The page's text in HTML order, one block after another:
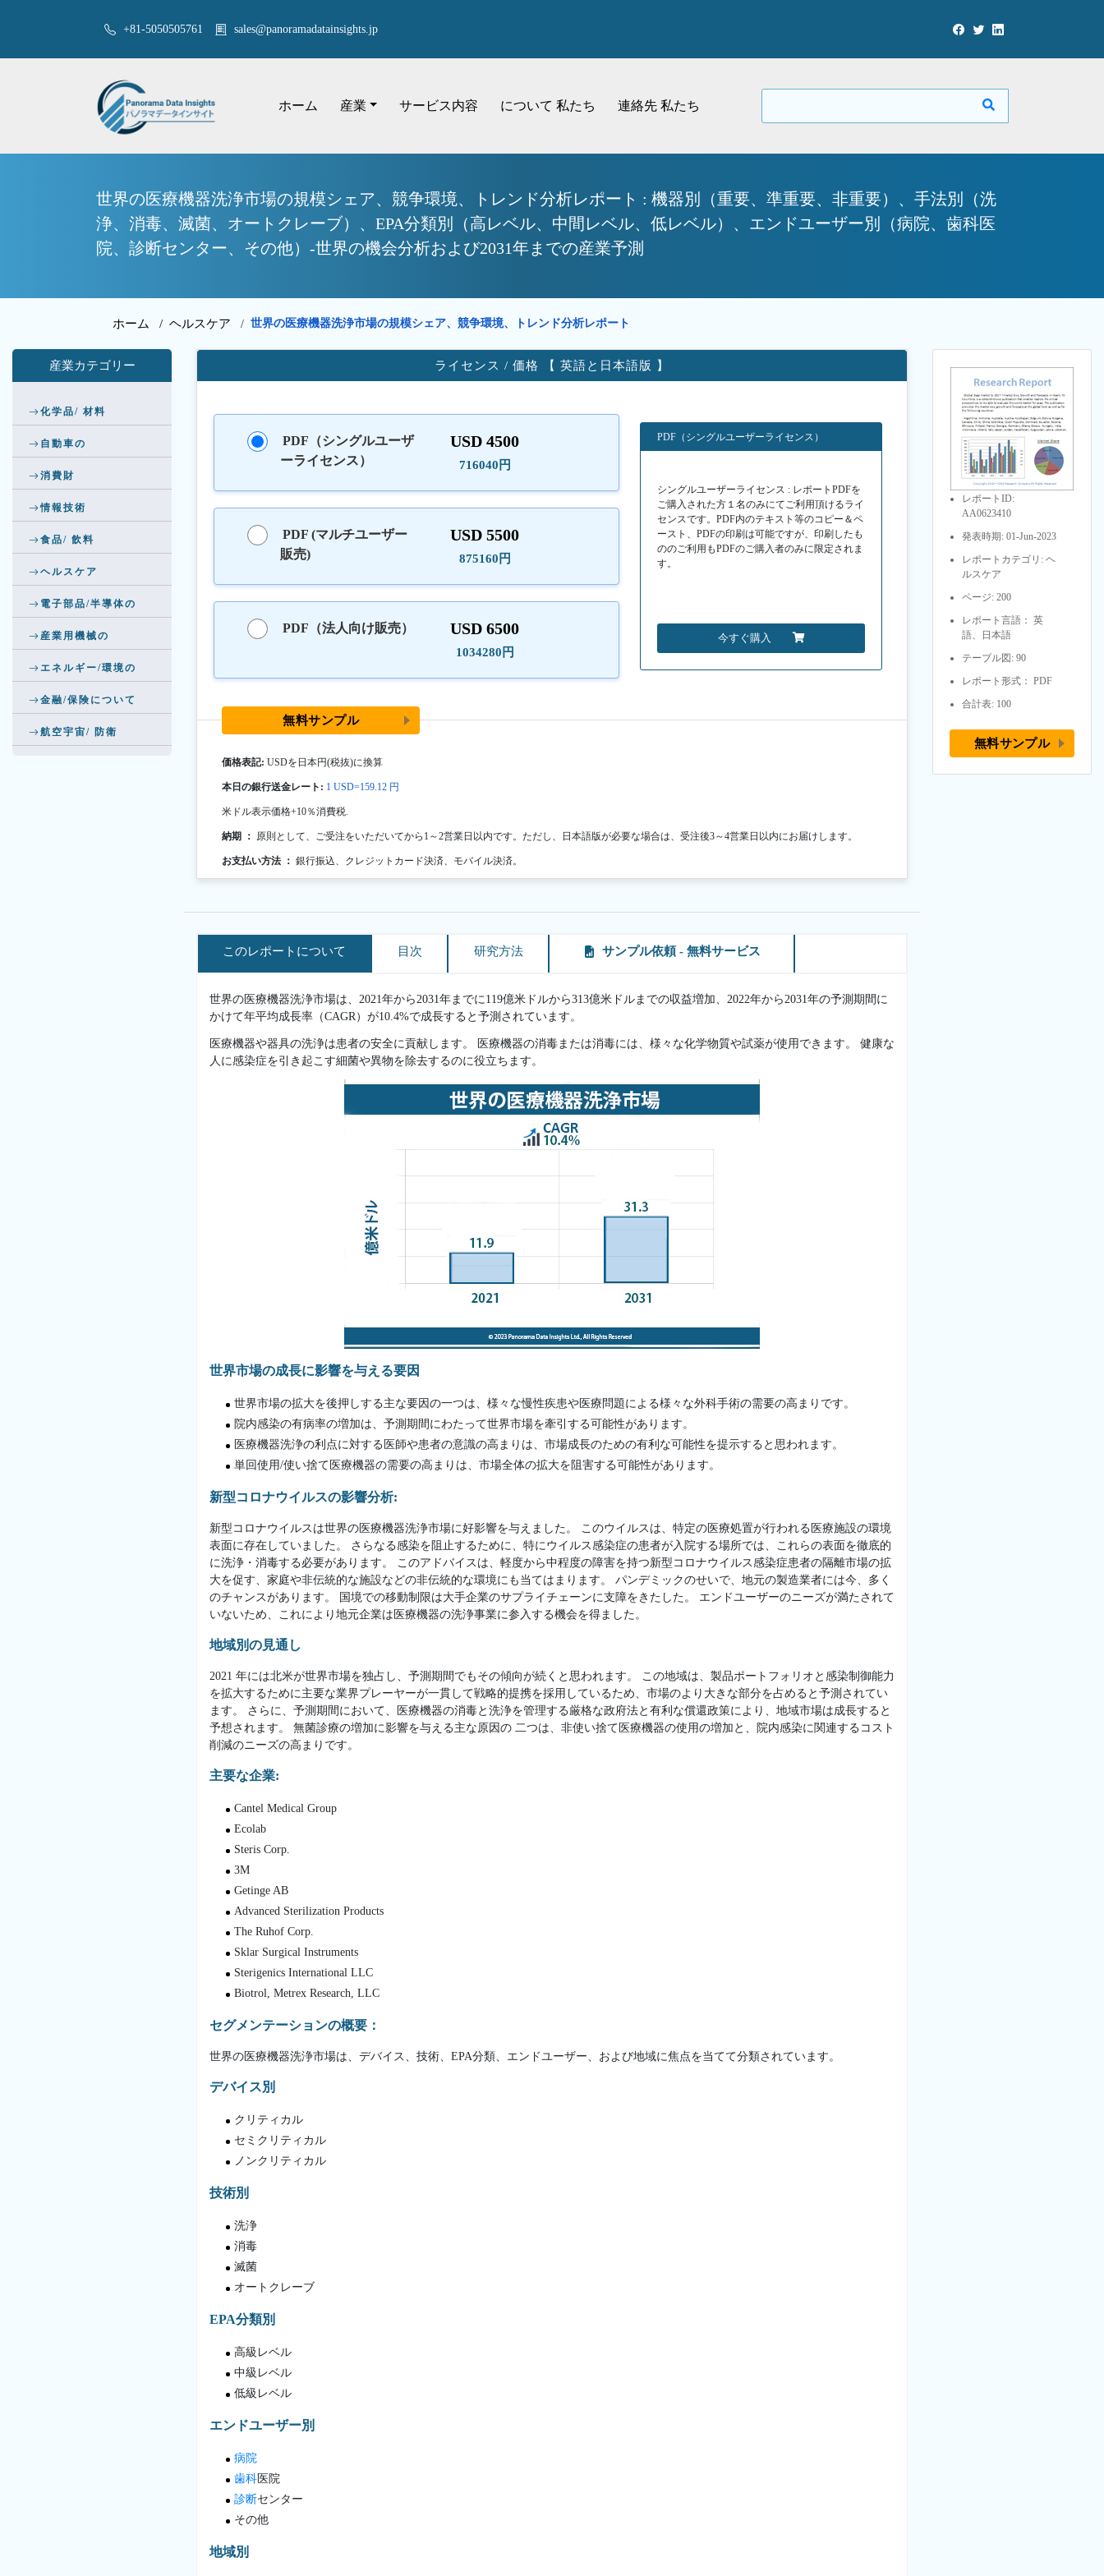
+81-5050505761 sales@panoramadatainsights.jp
ホーム 産業 サービス内容 について 私たち 連絡先 私たち
世界の医療機器洗浄市場の規模シェア、競争環境、トレンド分析レポート : 機器別（重要、準重要、非重要）、手法別（洗
浄、消毒、滅菌、オートクレーブ）、EPA分類別（高レベル、中間レベル、低レベル）、エンドユーザー別（病院、歯科医
院、診断センター、その他）-世界の機会分析および2031年までの産業予測
ホーム / ヘルスケア / 世界の医療機器洗浄市場の規模シェア、競争環境、トレンド分析レポート
産業カテゴリー
化学品/ 材料
自動車の
消費財
情報技術
食品/ 飲料
ヘルスケア
電子部品/半導体の
産業用機械の
エネルギー/環境の
金融/保険について
航空宇宙/ 防衛
ライセンス / 価格 【 英語と日本語版 】
PDF（シングルユーザ
ーライセンス）
USD 4500
716040円
PDF (マルチユーザー
販売)
USD 5500
875160円
PDF（法人向け販売） USD 6500
1034280円
PDF（シングルユーザーライセンス）
シングルユーザーライセンス : レポートPDFを
ご購入された方１名のみにてご利用頂けるライ
センスです。PDF内のテキスト等のコピー＆ペ
ースト、PDFの印刷は可能ですが、印刷したも
ののご利用もPDFのご購入者のみに限定されま
す。
今すぐ購入
無料サンプル
価格表記: USDを日本円(税抜)に換算
本日の銀行送金レート: 1 USD=159.12 円
米ドル表示価格+10％消費税.
納期 ： 原則として、ご受注をいただいてから1～2営業日以内です。ただし、日本語版が必要な場合は、受注後3～4営業日以内にお届けします。
お支払い方法 ： 銀行振込、クレジットカード決済、モバイル決済。
このレポートについて 目次 研究方法 サンプル依頼 - 無料サービス
世界の医療機器洗浄市場は、2021年から2031年までに119億米ドルから313億米ドルまでの収益増加、2022年から2031年の予測期間に
かけて年平均成長率（CAGR）が10.4%で成長すると予測されています。
医療機器や器具の洗浄は患者の安全に貢献します。 医療機器の消毒または消毒には、様々な化学物質や試薬が使用できます。 健康な
人に感染症を引き起こす細菌や異物を除去するのに役立ちます。
世界市場の成長に影響を与える要因
世界市場の拡大を後押しする主な要因の一つは、様々な慢性疾患や医療問題による様々な外科手術の需要の高まりです。
院内感染の有病率の増加は、予測期間にわたって世界市場を牽引する可能性があります。
医療機器洗浄の利点に対する医師や患者の意識の高まりは、市場成長のための有利な可能性を提示すると思われます。
単回使用/使い捨て医療機器の需要の高まりは、市場全体の拡大を阻害する可能性があります。
新型コロナウイルスの影響分析:
新型コロナウイルスは世界の医療機器洗浄市場に好影響を与えました。 このウイルスは、特定の医療処置が行われる医療施設の環境
表面に存在していました。 さらなる感染を阻止するために、特にウイルス感染症の患者が入院する場所では、これらの表面を徹底的
に洗浄・消毒する必要があります。 このアドバイスは、軽度から中程度の障害を持つ新型コロナウイルス感染症患者の隔離市場の拡
大を促す、家庭や非伝統的な施設などの非伝統的な環境にも当てはまります。 パンデミックのせいで、地元の製造業者には今、多く
のチャンスがあります。 国境での移動制限は大手企業のサプライチェーンに支障をきたした。 エンドユーザーのニーズが満たされて
いないため、これにより地元企業は医療機器の洗浄事業に参入する機会を得ました。
地域別の見通し
2021 年には北米が世界市場を独占し、予測期間でもその傾向が続くと思われます。 この地域は、製品ポートフォリオと感染制御能力
を拡大するために主要な業界プレーヤーが一貫して戦略的提携を採用しているため、市場のより大きな部分を占めると予測されてい
ます。 さらに、予測期間において、医療機器の消毒と洗浄を管理する厳格な政府法と有利な償還政策により、地域市場は成長すると
予想されます。 無菌診療の増加に影響を与える主な原因の 二つは、非使い捨て医療機器の使用の増加と、院内感染に関連するコスト
削減のニーズの高まりです。
主要な企業:
Cantel Medical Group
Ecolab
Steris Corp.
3M
Getinge AB
Advanced Sterilization Products
The Ruhof Corp.
Sklar Surgical Instruments
Sterigenics International LLC
Biotrol, Metrex Research, LLC
セグメンテーションの概要：
世界の医療機器洗浄市場は、デバイス、技術、EPA分類、エンドユーザー、および地域に焦点を当てて分類されています。
デバイス別
クリティカル
セミクリティカル
ノンクリティカル
技術別
洗浄
消毒
滅菌
オートクレーブ
EPA分類別
高級レベル
中級レベル
低級レベル
エンドユーザー別
病院
歯科医院
診断センター
その他
地域別
レポートID:
AA0623410
発表時期: 01-Jun-2023
レポートカテゴリ: ヘ
ルスケア
ページ: 200
レポート言語： 英
語、日本語
テーブル図: 90
レポート形式： PDF
合計表: 100
無料サンプル